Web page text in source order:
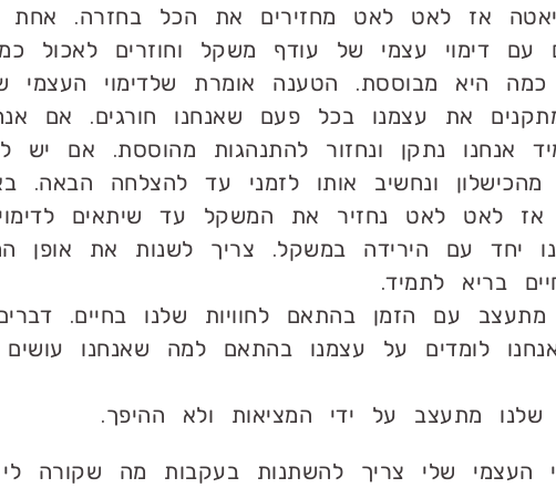
אז לאט לאט מחזירים את הכל בחזרה. אחת
עם דימוי עצמי של עודף משקל וחוזרים לאכול
היא מבוססת. הטענה אומרת שלדימוי העצמי
את עצמנו בכל פעם שאנחנו חורגים. אם
אנחנו נתקן ונחזור להתנהגות מהוססת. אם יש
מהכישלון ונחשיב אותו לזמני עד להצלחה הבאה.
אז לאט לאט נחזיר את המשקל עד שיתאים
יחד עם הירידה במשקל. צריך לשנות את אופן
בריא לתמיד.
עם הזמן בהתאם לחוויות שלנו בחיים.
לומדים על עצמנו בהתאם למה שאנחנו
מתעצב על ידי המציאות ולא ההיפך.
העצמי שלי צריך להשתנות בעקבות מה שקורה